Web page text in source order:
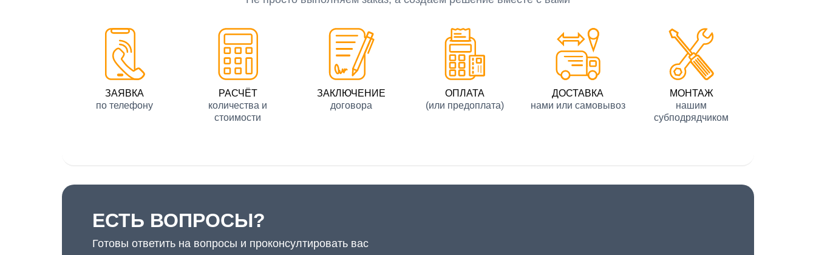
ЗАЯВКА
по телефону
РАСЧЁТ
количества и
стоимости
ЗАКЛЮЧЕНИЕ
договора
ОПЛАТА
(или предоплата)
ДОСТАВКА
нами или самовывоз
МОНТАЖ
нашим
субподрядчиком
ЕСТЬ ВОПРОСЫ?
Готовы ответить на вопросы и проконсултировать вас